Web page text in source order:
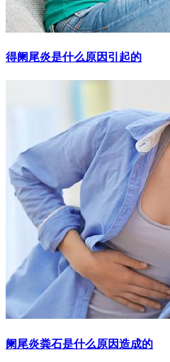
得阑尾炎是什么原因引起的
阑尾炎粪石是什么原因造成的